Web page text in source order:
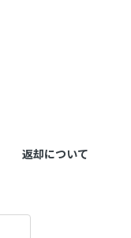
返却について